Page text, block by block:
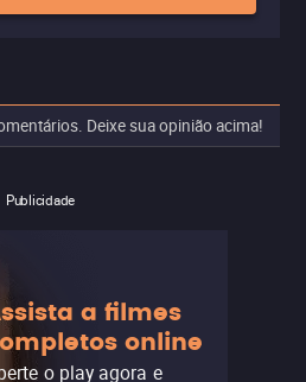
Deixe sua opinião acima!
Publicidade
a filmes
online
o play agora e